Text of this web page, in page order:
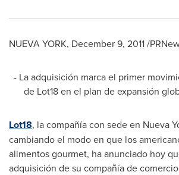
NUEVA YORK, December 9, 2011/
- La adquisición marca el primer
de Lot18 en el plan de expansión
Lot18, la compañía con sede en Nueva
cambiando el modo en que los
alimentos gourmet, ha anunciado hoy
adquisición de su compañía de